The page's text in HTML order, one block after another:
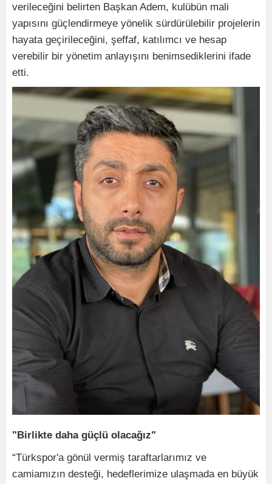
verileceğini belirten Başkan Adem, kulübün mali
yapısını güçlendirmeye yönelik sürdürülebilir projelerin
hayata geçirileceğini, şeffaf, katılımcı ve hesap
verebilir bir yönetim anlayışını benimsediklerini ifade
etti.
"Birlikte daha güçlü olacağız"
“Türkspor'a gönül vermiş taraftarlarımız ve
camiamızın desteği, hedeflerimize ulaşmada en büyük